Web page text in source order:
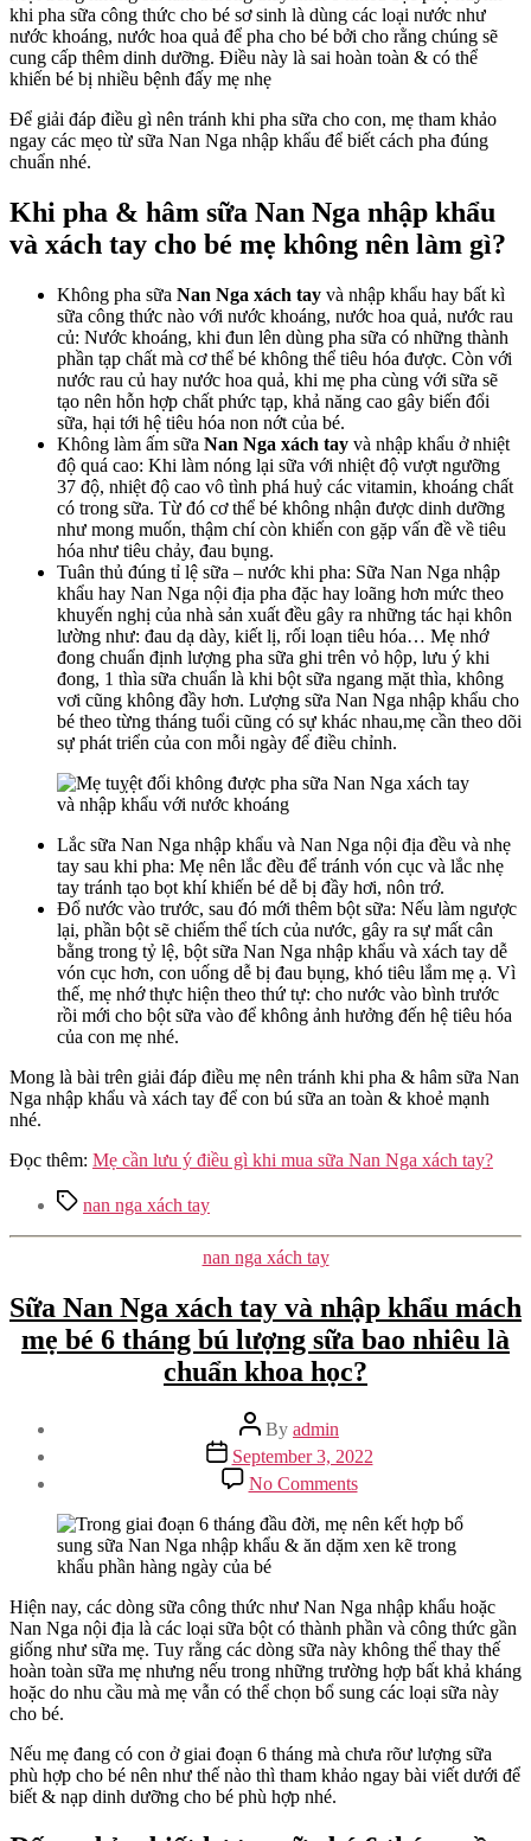
pha
sữa
Nan
khẩu
và
với
nước
khoáng?
khi pha sữa công thức cho bé sơ sinh là dùng các loại nước như
nước khoáng, nước hoa quả để pha cho bé bởi cho rằng chúng sẽ
cung cấp thêm dinh dưỡng. Điều này là sai hoàn toàn & có thể
khiến bé bị nhiều bệnh đấy mẹ nhẹ
Để giải đáp điều gì nên tránh khi pha sữa cho con, mẹ tham khảo
ngay các mẹo từ sữa Nan Nga nhập khẩu để biết cách pha đúng
chuẩn nhé.
Khi pha & hâm sữa Nan Nga nhập khẩu
và xách tay cho bé mẹ không nên làm gì?
Không pha sữa Nan Nga xách tay và nhập khẩu hay bất kì
sữa công thức nào với nước khoáng, nước hoa quả, nước rau
củ: Nước khoáng, khi đun lên dùng pha sữa có những thành
phần tạp chất mà cơ thể bé không thể tiêu hóa được. Còn với
nước rau củ hay nước hoa quả, khi mẹ pha cùng với sữa sẽ
tạo nên hỗn hợp chất phức tạp, khả năng cao gây biến đổi
sữa, hại tới hệ tiêu hóa non nớt của bé.
Không làm ấm sữa Nan Nga xách tay và nhập khẩu ở nhiệt
độ quá cao: Khi làm nóng lại sữa với nhiệt độ vượt ngưỡng
37 độ, nhiệt độ cao vô tình phá huỷ các vitamin, khoáng chất
có trong sữa. Từ đó cơ thể bé không nhận được dinh dưỡng
như mong muốn, thậm chí còn khiến con gặp vấn đề về tiêu
hóa như tiêu chảy, đau bụng.
Tuân thủ đúng tỉ lệ sữa – nước khi pha: Sữa Nan Nga nhập
khẩu hay Nan Nga nội địa pha đặc hay loãng hơn mức theo
khuyến nghị của nhà sản xuất đều gây ra những tác hại khôn
lường như: đau dạ dày, kiết lị, rối loạn tiêu hóa… Mẹ nhớ
đong chuẩn định lượng pha sữa ghi trên vỏ hộp, lưu ý khi
đong, 1 thìa sữa chuẩn là khi bột sữa ngang mặt thìa, không
vơi cũng không đầy hơn. Lượng sữa Nan Nga nhập khẩu cho
bé theo từng tháng tuổi cũng có sự khác nhau,mẹ cần theo dõi
sự phát triển của con mỗi ngày để điều chỉnh.
Lắc sữa Nan Nga nhập khẩu và Nan Nga nội địa đều và nhẹ
tay sau khi pha: Mẹ nên lắc đều để tránh vón cục và lắc nhẹ
tay tránh tạo bọt khí khiến bé dễ bị đầy hơi, nôn trớ.
Đổ nước vào trước, sau đó mới thêm bột sữa: Nếu làm ngược
lại, phần bột sẽ chiếm thể tích của nước, gây ra sự mất cân
bằng trong tỷ lệ, bột sữa Nan Nga nhập khẩu và xách tay dễ
vón cục hơn, con uống dễ bị đau bụng, khó tiêu lắm mẹ ạ. Vì
thế, mẹ nhớ thực hiện theo thứ tự: cho nước vào bình trước
rồi mới cho bột sữa vào để không ảnh hưởng đến hệ tiêu hóa
của con mẹ nhé.
Mong là bài trên giải đáp điều mẹ nên tránh khi pha & hâm sữa Nan
Nga nhập khẩu và xách tay để con bú sữa an toàn & khoẻ mạnh
nhé.
Đọc thêm: Mẹ cần lưu ý điều gì khi mua sữa Nan Nga xách tay?
Tagsnan nga xách tay
Categories
nan nga xách tay
Sữa Nan Nga xách tay và nhập khẩu mách
mẹ bé 6 tháng bú lượng sữa bao nhiêu là
chuẩn khoa học?
Post
author
By admin
Post
date
September 3, 2022
No Commentson
Sữa
Nan
Nga
và
nhập
khẩu
mách
mẹ
tháng
bú
Hiện nay, các dòng sữa công thức như Nan Nga nhập khẩu hoặc
Nan Nga nội địa là các loại sữa bột có thành phần và công thức gần
giống như sữa mẹ. Tuy rằng các dòng sữa này không thể thay thế
hoàn toàn sữa mẹ nhưng nếu trong những trường hợp bất khả kháng
hoặc do nhu cầu mà mẹ vẫn có thể chọn bổ sung các loại sữa này
cho bé.
Nếu mẹ đang có con ở giai đoạn 6 tháng mà chưa rõư lượng sữa
phù hợp cho bé nên như thế nào thì tham khảo ngay bài viết dưới để
biết & nạp dinh dưỡng cho bé phù hợp nhé.